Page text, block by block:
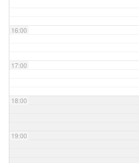
16:00
17:00
18:00
19:00